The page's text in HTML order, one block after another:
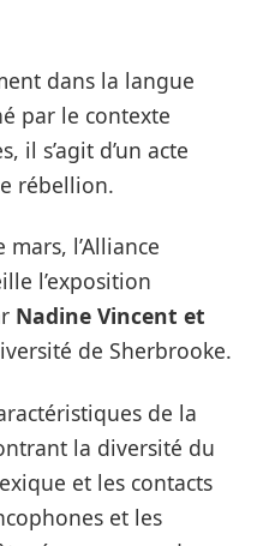
dans la langue
par le contexte
il s’agit d’un acte
rébellion.
l’Alliance
l’exposition
Nadine Vincent et
de Sherbrooke.
de la
la diversité du
et les contacts
et les